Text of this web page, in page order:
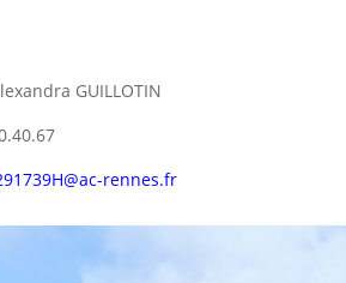
GUILLOTIN
rennes.fr